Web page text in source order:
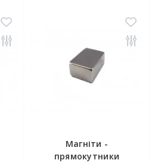
Магніти -
прямокутники